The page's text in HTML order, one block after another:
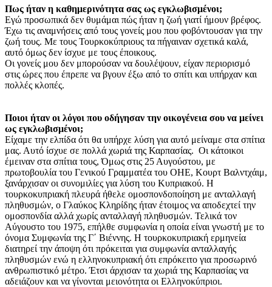
Πως ήταν η καθημερινότητα σας ως εγκλωβισμένοι;
Εγώ προσωπικά δεν θυμάμαι πώς ήταν η ζωή γιατί ήμουν βρέφος.
Έχω τις αναμνήσεις από τους γονείς μου που φοβόντουσαν για την
ζωή τους. Με τους Τουρκοκύπριους τα πήγαιναν σχετικά καλά,
αυτό όμως δεν ίσχυε με τους έποικους.
Οι γονείς μου δεν μπορούσαν να δουλέψουν, είχαν περιορισμό
στις ώρες που έπρεπε να βγουν έξω από το σπίτι και υπήρχαν και
πολλές κλοπές.
Ποιοι ήταν οι λόγοι που οδήγησαν την οικογένεια σου να μείνει
ως εγκλωβισμένοι;
Είχαμε την ελπίδα ότι θα υπήρχε λύση για αυτό μείναμε στα σπίτια
μας. Αυτό ίσχυε σε πολλά χωριά της Καρπασίας. Οι κάτοικοι
έμειναν στα σπίτια τους, Όμως στις 25 Αυγούστου, με
πρωτοβουλία του Γενικού Γραμματέα του ΟΗΕ, Κουρτ Βαλντχάιμ,
ξανάρχισαν οι συνομιλίες για λύση του Κυπριακού. Η
τουρκοκυπριακή πλευρά ήθελε ομοσπονδοποίηση με ανταλλαγή
πληθυσμών, ο Γλαύκος Κληρίδης ήταν έτοιμος να αποδεχτεί την
ομοσπονδία αλλά χωρίς ανταλλαγή πληθυσμών. Τελικά τον
Αύγουστο του 1975, επήλθε συμφωνία η οποία είναι γνωστή με το
όνομα Συμφωνία της Γ΄ Βιέννης. Η τουρκοκυπριακή ερμηνεία
διατηρεί την άποψη ότι πρόκειται για συμφωνία ανταλλαγής
πληθυσμών ενώ η ελληνοκυπριακή ότι επρόκειτο για προσωρινό
ανθρωπιστικό μέτρο. Έτσι άρχισαν τα χωριά της Καρπασίας να
αδειάζουν και να γίνονται μειονότητα οι Ελληνοκύπριοι.